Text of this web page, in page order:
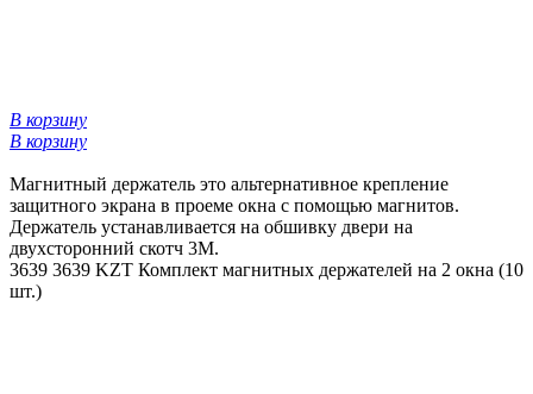
В корзину
В корзину
Магнитный держатель это альтернативное крепление
защитного экрана в проеме окна с помощью магнитов.
Держатель устанавливается на обшивку двери на
двухсторонний скотч 3М.
3639 3639 KZT Комплект магнитных держателей на 2 окна (10
шт.)